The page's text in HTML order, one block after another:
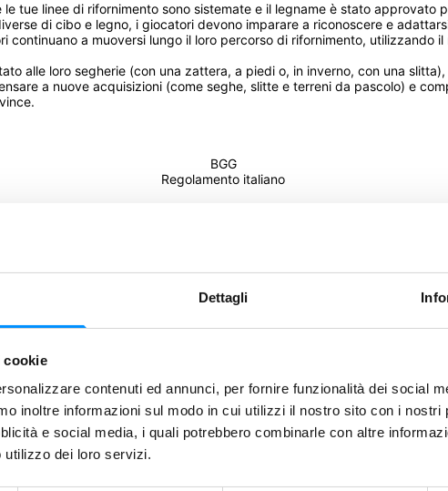
Dettagli
cookie
contenuti ed annunci, per fornire funzionalità dei social
inoltre informazioni sul modo in cui utilizzi il nostro sito con i nostri
e social media, i quali potrebbero combinarle con altre
utilizzo dei loro servizi.
tue linee di rifornimento sono sistemate e il legname è stato
di cibo e legno, i giocatori devono imparare a riconoscere e
continuano a muoversi lungo il loro percorso di rifornimento, utilizzando
alle loro segherie (con una zattera, a piedi o, in inverno, con una
a nuove acquisizioni (come seghe, slitte e terreni da pascolo) e
BGG
Regolamento italiano
Salva